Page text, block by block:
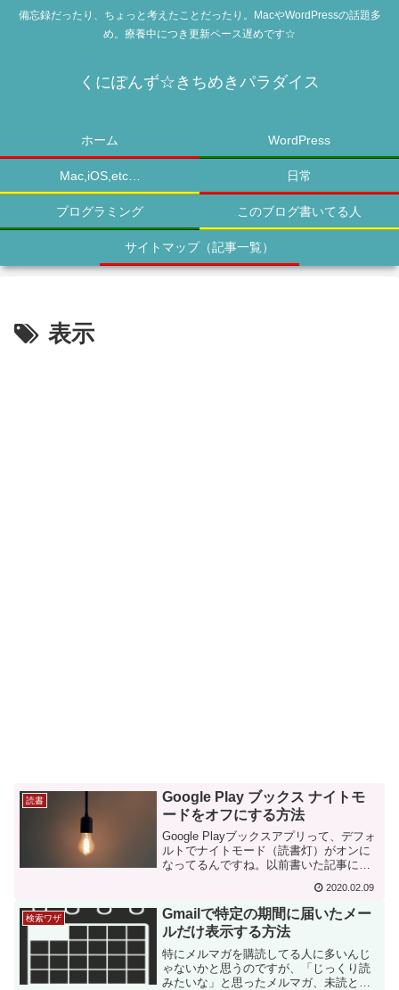
備忘録だったり、ちょっと考えたことだったり。MacやWordPressの話題多
め。療養中につき更新ペース遅めです☆
くにぽんず☆きちめきパラダイス
ホーム WordPress
Mac,iOS,etc… 日常
プログラミング このブログ書いてる人
サイトマップ（記事一覧）
表示
読書
Google Play ブックス ナイトモ
ードをオフにする方法
Google Playブックスアプリって、デフォ
ルトでナイトモード（読書灯）がオンに
なってるんですね。以前書いた記事にス
ードの切り方がわからなかったので仕方
なしにそのまま載せてしまったのです
が、ナイトモー...
2020.02.09
検索ワザ
Gmailで特定の期間に届いたメー
ルだけ表示する方法
特にメルマガを購読してる人に多いんじ
ゃないかと思うのですが、「じっくり読
みたいな」と思ったメルマガ、未読とか